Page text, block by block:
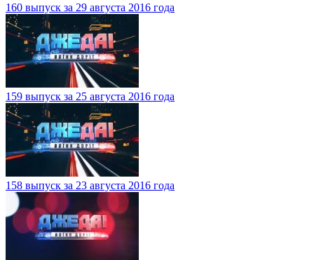
160 выпуск за 29 августа 2016 года
159 выпуск за 25 августа 2016 года
158 выпуск за 23 августа 2016 года